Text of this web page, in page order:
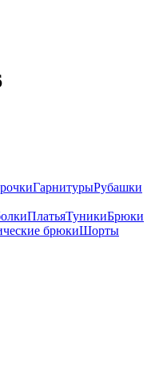
ГарнитурыРубашки
ПлатьяТуникиБрюки
брюкиШорты